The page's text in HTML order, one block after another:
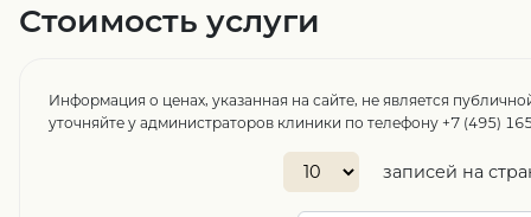
Стоимость услуги
Информация о ценах, указанная на сайте, не является
уточняйте у администраторов клиники по телефону +7 (495)
записей на